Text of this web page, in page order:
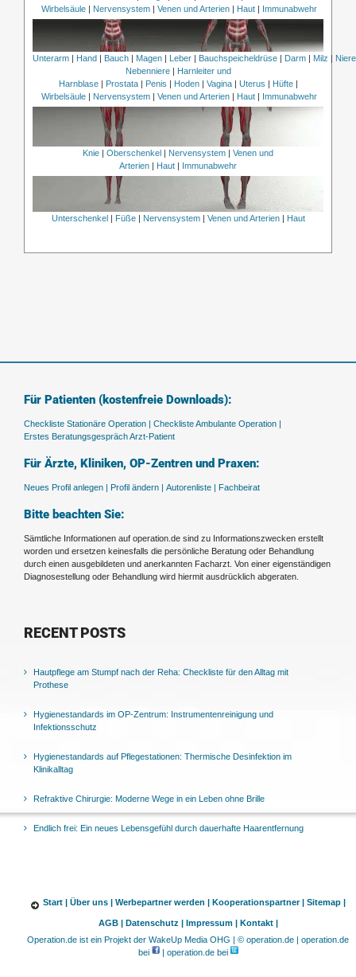
Wirbelsäule | Nervensystem | Venen und Arterien | Haut | Immunabwehr
Unterarm| Hand| Bauch| Magen| Leber| Bauchspeicheldrüse| Darm| Milz |
Nebenniere| Harnleiter und
Harnblase| Prostata| Penis | Hoden| Vagina| Uterus | Hüfte|
Wirbelsäule | Nervensystem | Venen und Arterien | Haut | Immunabwehr
Knie Oberschenkel Nervensystem
Venen und
Arterien
Haut Immunabwehr
Unterschenkel Füße| Nervensystem| Venen und Arterien| Haut
Für Patienten (kostenfreie Downloads):
Checkliste Stationäre Operation | Checkliste Ambulante Operation |
Erstes Beratungsgespräch Arzt-Patient
Für Ärzte, Kliniken, OP-Zentren und Praxen:
Neues Profil anlegen | Profil ändern | Autorenliste | Fachbeirat
Bitte beachten Sie:
Sämtliche Informationen auf operation.de sind zu Informationszwecken erstellt
worden und ersetzen keinesfalls die persönliche Beratung oder Behandlung
durch einen ausgebildeten und anerkannten Facharzt. Von einer eigenständigen
Diagnosestellung oder Behandlung wird hiermit ausdrücklich abgeraten.
RECENT POSTS
Hautpflege am Stumpf nach der Reha: Checkliste für den Alltag mit
Prothese
Hygienestandards im OP-Zentrum: Instrumentenreinigung und
Infektionsschutz
Hygienestandards auf Pflegestationen: Thermische Desinfektion im
Klinikalltag
Refraktive Chirurgie: Moderne Wege in ein Leben ohne Brille
Endlich frei: Ein neues Lebensgefühl durch dauerhafte Haarentfernung
Start | Über uns | Werbepartner werden | Kooperationspartner | Sitemap |
AGB | Datenschutz | Impressum | Kontakt |
Operation.de ist ein Projekt der WakeUp Media OHG | © operation.de | operation.de
bei
| operation.de bei